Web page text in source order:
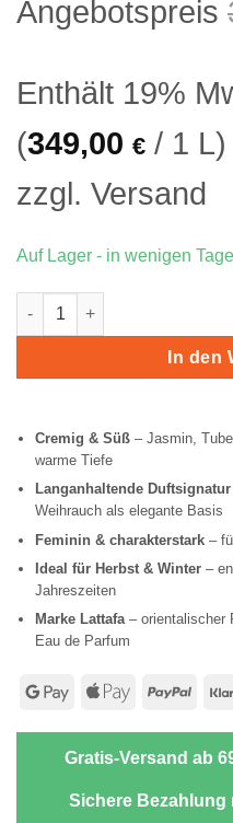
Angebotspreis
Enthält 19%
(349,00 € / 1 L)
zzgl. Versand
Auf Lager - in wenigen
Lattafa Her Confession Menge
In den
Cremig & Süß– Jasmin,
warme Tiefe
Langanhaltende Duftsignatur
Weihrauch als elegante Basis
Feminin & charakterstark–
Ideal für Herbst & Winter–
Jahreszeiten
Marke Lattafa– orientalischer
Eau de Parfum
Google Apple
Gratis-Versand ab
Sichere Bezahlung